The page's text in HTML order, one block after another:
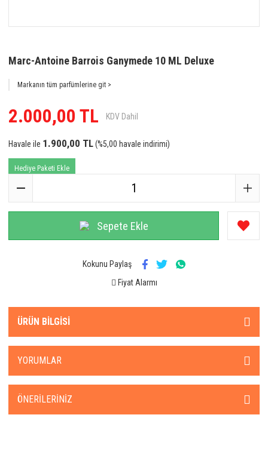
Marc-Antoine Barrois Ganymede 10 ML Deluxe
Markanın tüm parfümlerine git >
2.000,00 TL KDV Dahil
Havale ile 1.900,00 TL(%5,00 havale indirimi)
Hediye Paketi Ekle
Sepete Ekle
Kokunu Paylaş
Fiyat Alarmı
ÜRÜN BILGISI
YORUMLAR
ÖNERILERINIZ